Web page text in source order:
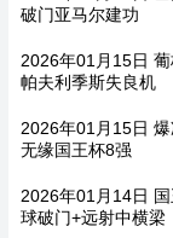
破门亚马尔建功
2026年01月15日
帕夫利季斯失良机
2026年01月15日
无缘国王杯8强
2026年01月14日
球破门+远射中横梁